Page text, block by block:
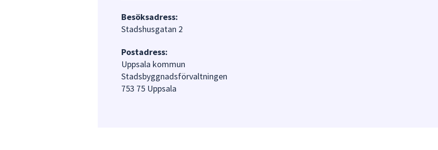
Besöksadress:
Stadshusgatan 2
Postadress:
Uppsala kommun
Stadsbyggnadsförvaltningen
753 75 Uppsala